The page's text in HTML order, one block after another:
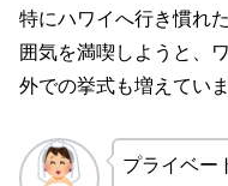
特にハワイへ行き慣れ
囲気を満喫しようと、
外での挙式も増えていま
プライベー